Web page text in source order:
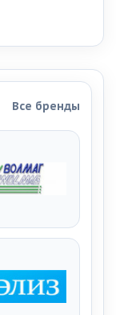
Все бренды